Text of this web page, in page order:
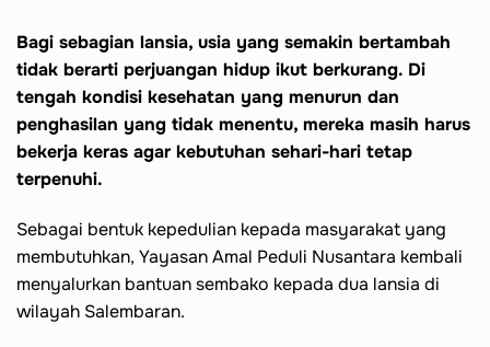
Bagi sebagian lansia, usia yang semakin bertambah
tidak berarti perjuangan hidup ikut berkurang. Di
tengah kondisi kesehatan yang menurun dan
penghasilan yang tidak menentu, mereka masih harus
bekerja keras agar kebutuhan sehari-hari tetap
terpenuhi.
Sebagai bentuk kepedulian kepada masyarakat yang
membutuhkan, Yayasan Amal Peduli Nusantara kembali
menyalurkan bantuan sembako kepada dua lansia di
wilayah Salembaran.